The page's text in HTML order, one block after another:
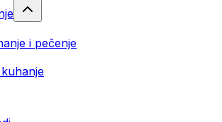
i pečenje